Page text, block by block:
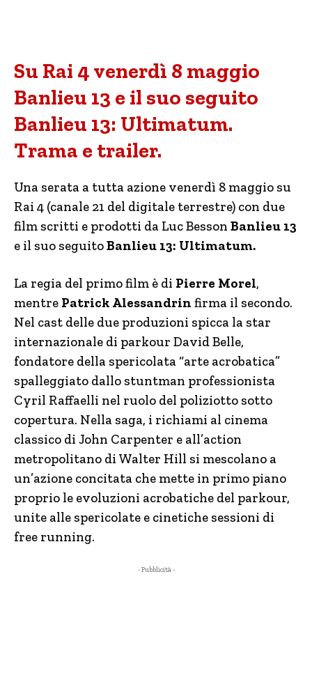
Su Rai 4 venerdì 8 maggio
Banlieu 13 e il suo seguito
Banlieu 13: Ultimatum.
Trama e trailer.
Una serata a tutta azione venerdì 8 maggio su
Rai 4 (canale 21 del digitale terrestre) con due
film scritti e prodotti da Luc Besson Banlieu 13
e il suo seguitoBanlieu 13: Ultimatum.
La regia del primo film è di Pierre Morel,
mentre Patrick Alessandrin firma il secondo.
Nel cast delle due produzioni spicca la star
internazionale di parkour David Belle,
fondatore della spericolata “arte acrobatica”
spalleggiato dallo stuntman professionista
Cyril Raffaelli nel ruolo del poliziotto sotto
copertura. Nella saga, i richiami al cinema
classico di John Carpenter e all’action
metropolitano di Walter Hill si mescolano a
un’azione concitata che mette in primo piano
proprio le evoluzioni acrobatiche del parkour,
unite alle spericolate e cinetiche sessioni di
free running.
- Pubblicità -